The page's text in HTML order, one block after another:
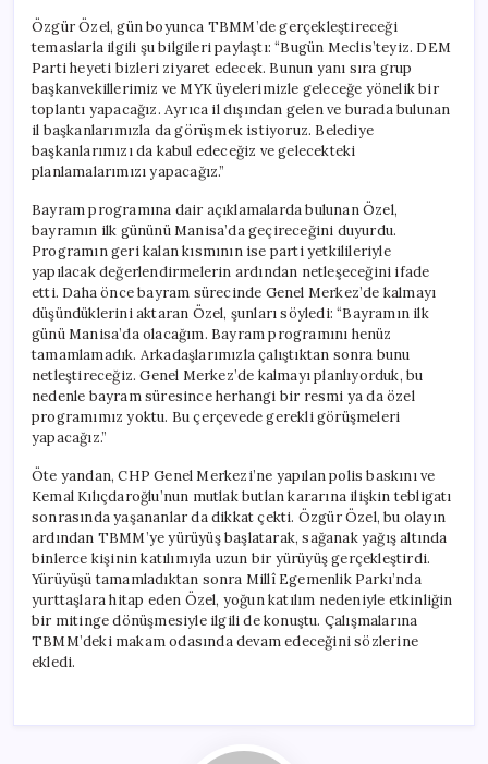
Özgür Özel, gün boyunca TBMM’de gerçekleştireceği
temaslarla ilgili şu bilgileri paylaştı: “Bugün Meclis’teyiz. DEM
Parti heyeti bizleri ziyaret edecek. Bunun yanı sıra grup
başkanvekillerimiz ve MYK üyelerimizle geleceğe yönelik bir
toplantı yapacağız. Ayrıca il dışından gelen ve burada bulunan
il başkanlarımızla da görüşmek istiyoruz. Belediye
başkanlarımızı da kabul edeceğiz ve gelecekteki
planlamalarımızı yapacağız.”
Bayram programına dair açıklamalarda bulunan Özel,
bayramın ilk gününü Manisa’da geçireceğini duyurdu.
Programın geri kalan kısmının ise parti yetkilileriyle
yapılacak değerlendirmelerin ardından netleşeceğini ifade
etti. Daha önce bayram sürecinde Genel Merkez’de kalmayı
düşündüklerini aktaran Özel, şunları söyledi: “Bayramın ilk
günü Manisa’da olacağım. Bayram programını henüz
tamamlamadık. Arkadaşlarımızla çalıştıktan sonra bunu
netleştireceğiz. Genel Merkez’de kalmayı planlıyorduk, bu
nedenle bayram süresince herhangi bir resmi ya da özel
programımız yoktu. Bu çerçevede gerekli görüşmeleri
yapacağız.”
Öte yandan, CHP Genel Merkezi’ne yapılan polis baskını ve
Kemal Kılıçdaroğlu’nun mutlak butlan kararına ilişkin tebligatı
sonrasında yaşananlar da dikkat çekti. Özgür Özel, bu olayın
ardından TBMM’ye yürüyüş başlatarak, sağanak yağış altında
binlerce kişinin katılımıyla uzun bir yürüyüş gerçekleştirdi.
Yürüyüşü tamamladıktan sonra Millî Egemenlik Parkı’nda
yurttaşlara hitap eden Özel, yoğun katılım nedeniyle etkinliğin
bir mitinge dönüşmesiyle ilgili de konuştu. Çalışmalarına
TBMM’deki makam odasında devam edeceğini sözlerine
ekledi.